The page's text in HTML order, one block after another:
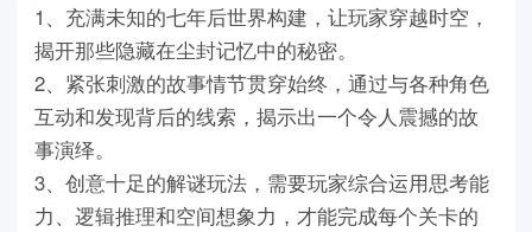
1、充满未知的七年后世界构建，让玩家穿越时空，
揭开那些隐藏在尘封记忆中的秘密。
2、紧张刺激的故事情节贯穿始终，通过与各种角色
互动和发现背后的线索，揭示出一个令人震撼的故
事演绎。
3、创意十足的解谜玩法，需要玩家综合运用思考能
力、逻辑推理和空间想象力，才能完成每个关卡的